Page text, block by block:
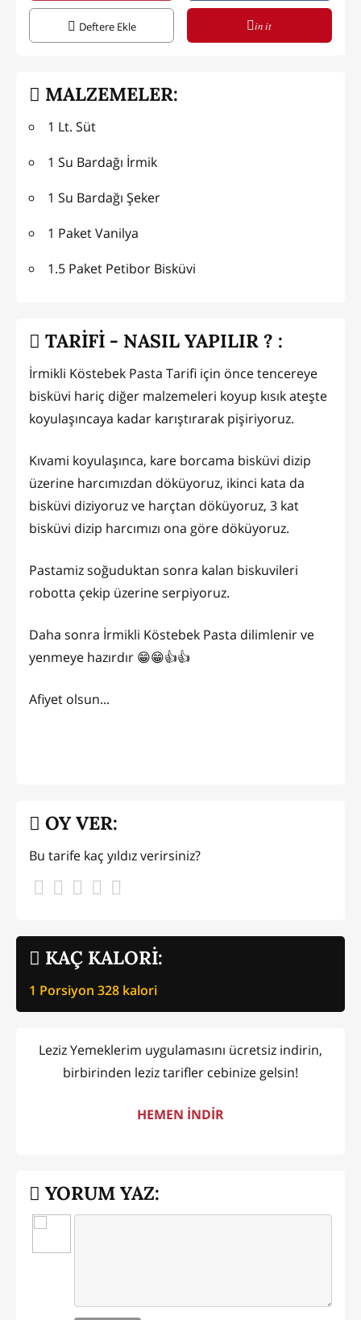
Deftere Ekle in it
MALZEMELER:
1 Lt. Süt
1 Su Bardağı İrmik
1 Su Bardağı Şeker
1 Paket Vanilya
1.5 Paket Petibor Bisküvi
TARİFİ - NASIL YAPILIR ? :
İrmikli Köstebek Pasta Tarifi için önce tencereye
bisküvi hariç diğer malzemeleri koyup kısık ateşte
koyulaşıncaya kadar karıştırarak pişiriyoruz.
Kıvami koyulaşınca, kare borcama bisküvi dizip
üzerine harcımızdan döküyoruz, ikinci kata da
bisküvi diziyoruz ve harçtan döküyoruz, 3 kat
bisküvi dizip harcımızı ona göre döküyoruz.
Pastamiz soğuduktan sonra kalan biskuvileri
robotta çekip üzerine serpiyoruz.
Daha sonra İrmikli Köstebek Pasta dilimlenir ve
yenmeye hazırdır 😁😁👍👍
Afiyet olsun...
KAÇ KALORİ:
1 Porsiyon 328 kalori
OY VER:
Bu tarife kaç yıldız verirsiniz?
Leziz Yemeklerim uygulamasını ücretsiz indirin,
birbirinden leziz tarifler cebinize gelsin!
HEMEN İNDİR
YORUM YAZ: